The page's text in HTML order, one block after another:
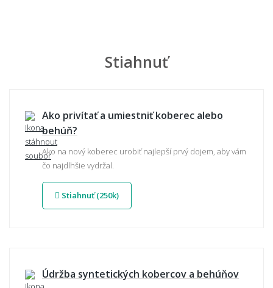
Stiahnuť
Ako privítať a umiestniť koberec alebo
behúň?
Ako na nový koberec urobiť najlepší prvý dojem, aby vám
čo najdlhšie vydržal.
Stiahnuť (250k)
Údržba syntetických kobercov a behúňov